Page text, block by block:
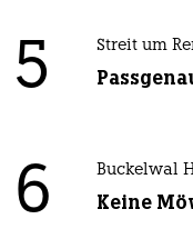
5 Streit um
6 Buckelwal
Keine